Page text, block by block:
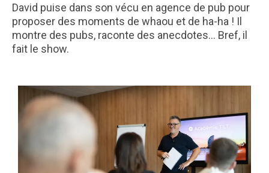
David puise dans son vécu en agence de pub pour
proposer des moments de whaou et de ha-ha ! Il
montre des pubs, raconte des anecdotes… Bref, il
fait le show.